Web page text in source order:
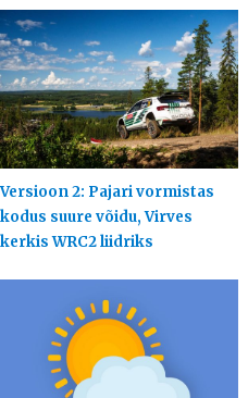
Versioon 2: Pajari vormistas
kodus suure võidu, Virves
kerkis WRC2 liidriks